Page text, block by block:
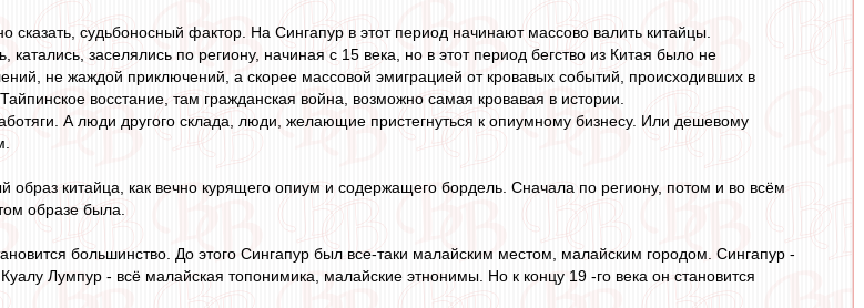
судьбоносный фактор. На Сингапур в этот период начинают массово валить китайцы.
катались, заселялись по региону, начиная с 15 века, но в этот период бегство из Китая было не
не жаждой приключений, а скорее массовой эмиграцией от кровавых событий, происходивших в
восстание, там гражданская война, возможно самая кровавая в истории.
А люди другого склада, люди, желающие пристегнуться к опиумному бизнесу. Или дешевому
образ китайца, как вечно курящего опиум и содержащего бордель. Сначала по региону, потом и во всём
образе была.
большинство. До этого Сингапур был все-таки малайским местом, малайским городом. Сингапур -
Лумпур - всё малайская топонимика, малайские этнонимы. Но к концу 19 -го века он становится